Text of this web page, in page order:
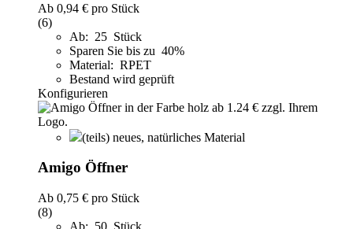
Ab 0,94 € pro Stück
(6)
Ab: 25 Stück
Sparen Sie bis zu 40%
Material: RPET
Bestand wird geprüft
Konfigurieren
(teils) neues, natürliches Material
Amigo Öffner
Ab 0,75 € pro Stück
(8)
Ab: 50 Stück